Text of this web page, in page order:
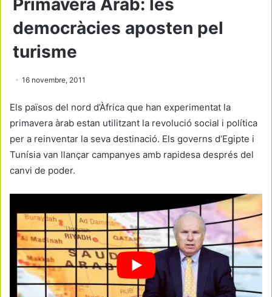
Primavera Àrab: les
democràcies aposten pel
turisme
16 novembre, 2011
Els països del nord d’Àfrica que han experimentat la
primavera àrab estan utilitzant la revolució social i política
per a reinventar la seva destinació. Els governs d’Egipte i
Tunísia van llançar campanyes amb rapidesa després del
canvi de poder.